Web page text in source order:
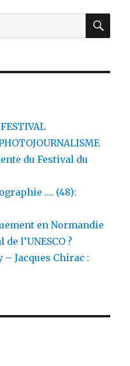
du Festival du
…. (48):
en Normandie
l’UNESCO ?
– Jacques Chirac :